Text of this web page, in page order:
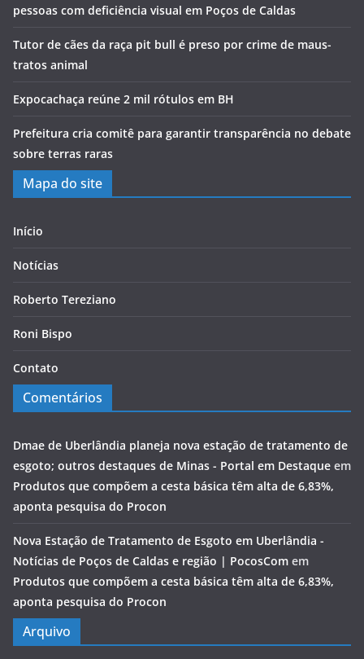
pessoas com deficiência visual em Poços de Caldas
Tutor de cães da raça pit bull é preso por crime de maus-
tratos animal
Expocachaça reúne 2 mil rótulos em BH
Prefeitura cria comitê para garantir transparência no debate
sobre terras raras
Mapa do site
Início
Notícias
Roberto Tereziano
Roni Bispo
Contato
Comentários
Dmae de Uberlândia planeja nova estação de tratamento de
esgoto; outros destaques de Minas - Portal em Destaque em
Produtos que compõem a cesta básica têm alta de 6,83%,
aponta pesquisa do Procon
Nova Estação de Tratamento de Esgoto em Uberlândia -
Notícias de Poços de Caldas e região | PocosCom em
Produtos que compõem a cesta básica têm alta de 6,83%,
aponta pesquisa do Procon
Arquivo